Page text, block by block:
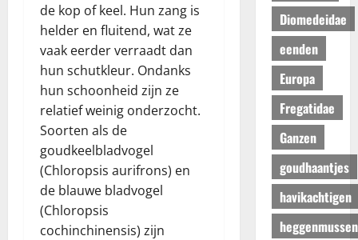
de kop of keel. Hun zang is
helder en fluitend, wat ze
vaak eerder verraadt dan
hun schutkleur. Ondanks
hun schoonheid zijn ze
relatief weinig onderzocht.
Soorten als de
goudkeelbladvogel
(Chloropsis aurifrons) en
de blauwe bladvogel
(Chloropsis
cochinchinensis) zijn
Diomedeidae
eenden
Europa
Fregatidae
Ganzen
goudhaantjes
havikachtigen
heggenmussen